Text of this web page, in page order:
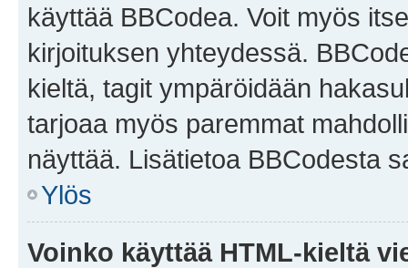
käyttää BBCodea. Voit myös
kirjoituksen yhteydessä.
kieltä, tagit ympäröidään
tarjoaa myös paremmat
näyttää. Lisätietoa BBCodesta
Ylös
Voinko käyttää HTML-kieltä